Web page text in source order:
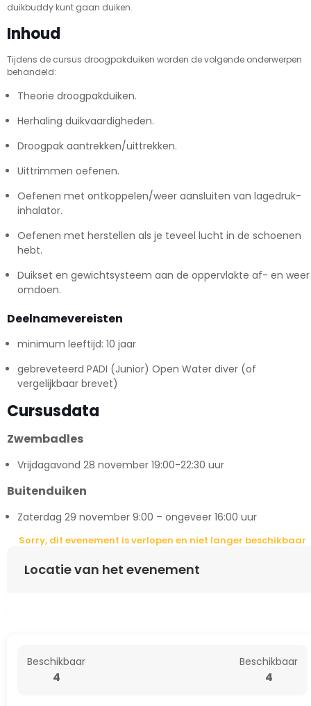
duikbuddy kunt gaan duiken.
Inhoud
Tijdens de cursus droogpakduiken worden de volgende onderwerpen
behandeld:
Theorie droogpakduiken.
Herhaling duikvaardigheden.
Droogpak aantrekken/uittrekken.
Uittrimmen oefenen.
Oefenen met ontkoppelen/weer aansluiten van lagedruk-
inhalator.
Oefenen met herstellen als je teveel lucht in de schoenen
hebt.
Duikset en gewichtsysteem aan de oppervlakte af- en weer
omdoen.
Deelnamevereisten
minimum leeftijd: 10 jaar
gebreveteerd PADI (Junior) Open Water diver (of
vergelijkbaar brevet)
Cursusdata
Zwembadles
Vrijdagavond 28 november 19:00-22:30 uur
Buitenduiken
Zaterdag 29 november 9:00 – ongeveer 16:00 uur
Sorry, dit evenement is verlopen en niet langer beschikbaar
Locatie van het evenement
Beschikbaar
4
Beschikbaar
4